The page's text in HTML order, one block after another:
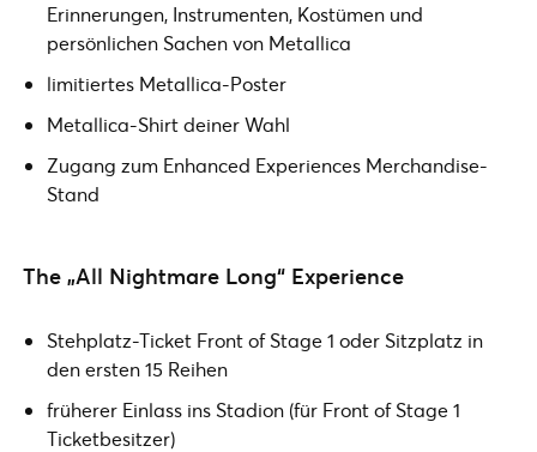
Erinnerungen, Instrumenten, Kostümen und
persönlichen Sachen von Metallica
limitiertes Metallica-Poster
Metallica-Shirt deiner Wahl
Zugang zum Enhanced Experiences Merchandise-
Stand
The „All Nightmare Long“ Experience
Stehplatz-Ticket Front of Stage 1 oder Sitzplatz in
den ersten 15 Reihen
früherer Einlass ins Stadion (für Front of Stage 1
Ticketbesitzer)